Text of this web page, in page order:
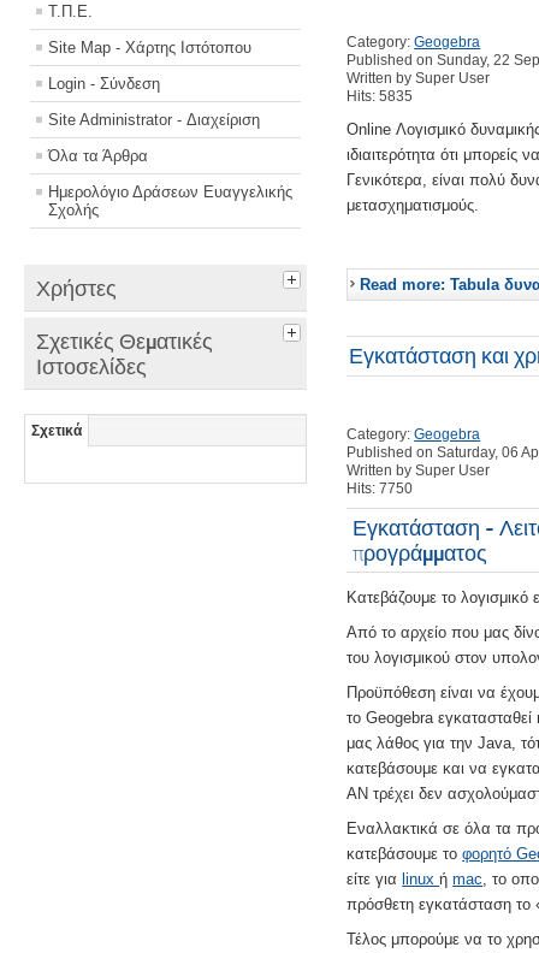
Τ.Π.Ε.
Site Map - Χάρτης Ιστότοπου
Login - Σύνδεση
Site Administrator - Διαχείριση
Όλα τα Άρθρα
Ημερολόγιο Δράσεων Ευαγγελικής
Σχολής
Χρήστες
Σχετικές Θεματικές
Ιστοσελίδες
Σχετικά
Category:Geogebra
Published on Sunday, 22
Written by Super User
Hits: 5835
Online Λογισμικό
ιδιαιτερότητα ότι μπορείς
Γενικότερα, είναι πολύ
μετασχηματισμούς.
Read more: Tabula
Εγκατάσταση και
Category:Geogebra
Published on Saturday, 06
Written by Super User
Hits: 7750
Εγκατάσταση -
προγράμματος
Κατεβάζουμε το λογισμικό
Από το αρχείο που μας
του λογισμικού στον
Προϋπόθεση είναι να
το Geogebra εγκατασταθεί
μας λάθος για την Java,
κατεβάσουμε και να
ΑΝ τρέχει δεν
Εναλλακτικά σε όλα τα
κατεβάσουμε τοφορητό
είτε γιαlinuxήmac , το
πρόσθετη εγκατάσταση το
Τέλος μπορούμε να το